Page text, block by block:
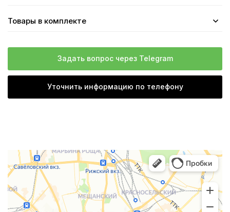
Товары в комплекте
Задать вопрос через Telegram
Уточнить информацию по телефону